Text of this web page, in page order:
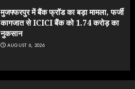
मुजफ्फरपुर में बैंक फ्रॉड का बड़ा मामला, फर्जी
कागजात से ICICI बैंक को 1.74 करोड़ का
नुकसान
AUGUST 6, 2026